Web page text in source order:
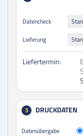
Datencheck
Lieferung
Liefertermin:
3 DRUCKDATEN
Datenübergabe